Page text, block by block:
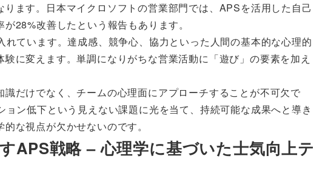
ます。日本マイクロソフトの営業部門では、APSを活用した自己
28%改善したという報告もあります。
ています。達成感、競争心、協力といった人間の基本的な心理的
に変えます。単調になりがちな営業活動に「遊び」の要素を加え
だけでなく、チームの心理面にアプローチすることが不可欠で
ン低下という見えない課題に光を当て、持続可能な成果へと導き
な視点が欠かせないのです。
APS戦略 – 心理学に基づいた士気向上テ